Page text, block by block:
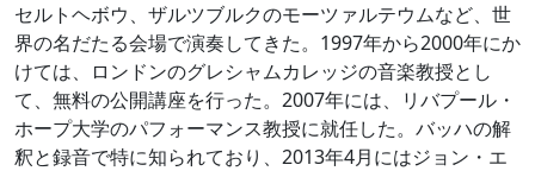
セルトヘボウ、ザルツブルクのモーツァルテウムなど、世
界の名だたる会場で演奏してきた。1997年から2000年にか
けては、ロンドンのグレシャムカレッジの音楽教授とし
て、無料の公開講座を行った。2007年には、リバプール・
ホープ大学のパフォーマンス教授に就任した。バッハの解
釈と録音で特に知られており、2013年4月にはジョン・エ